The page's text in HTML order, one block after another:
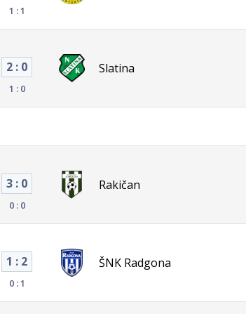
1 : 1
2 : 0
1 : 0
Slatina
3 : 0
0 : 0
Rakičan
1 : 2
0 : 1
ŠNK Radgona